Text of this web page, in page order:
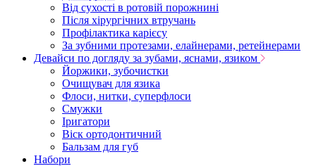
Від сухості в ротовій порожнині
Після хірургічних втручань
Профілактика карієсу
За зубними протезами, елайнерами, ретейнерами
Девайси по догляду за зубами, яснами, язиком
Йоржики, зубочистки
Очищувач для язика
Флоси, нитки, суперфлоси
Смужки
Іригатори
Віск ортодонтичний
Бальзам для губ
Набори